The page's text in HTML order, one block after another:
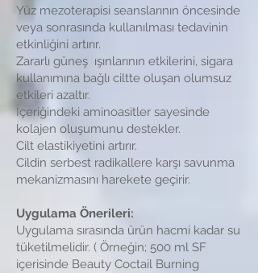
Yüz mezoterapisi seanslarının öncesinde
veya sonrasında kullanılması tedavinin
etkinliğini artırır.
Zararlı güneş ışınlarının etkilerini, sigara
kullanımına bağlı ciltte oluşan olumsuz
etkileri azaltır.
İçeriğindeki aminoasitler sayesinde
kolajen oluşumunu destekler.
Cilt elastikiyetini artırır.
Cildin serbest radikallere karşı savunma
mekanizmasını harekete geçirir.
Uygulama Önerileri:
Uygulama sırasında ürün hacmi kadar su
tüketilmelidir. ( Örneğin; 500 ml SF
içerisinde Beauty Coctail Burning